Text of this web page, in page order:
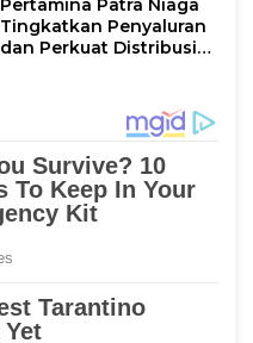
Pertamina Patra Niaga
Tingkatkan Penyaluran
dan Perkuat Distribusi